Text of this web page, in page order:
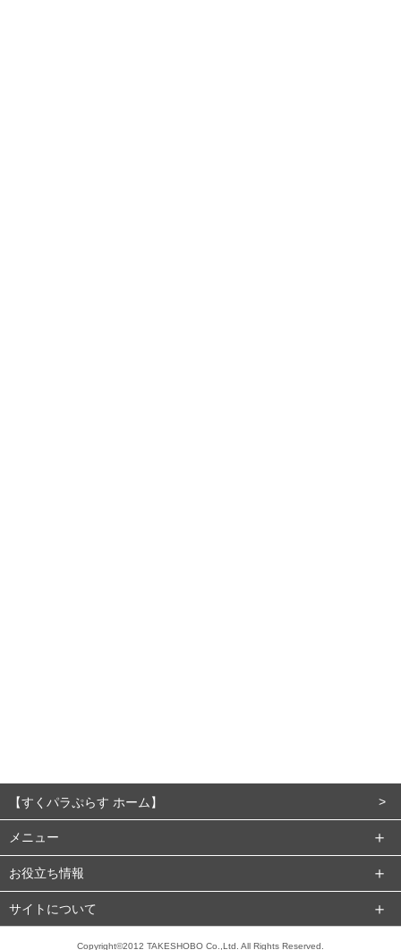
メニュー
お役立ち情報
【すくパラぷらす ホーム】
サイトについて
Copyright©2012 TAKESHOBO Co.,Ltd. All Rights Reserved.